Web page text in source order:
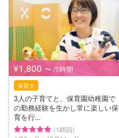
¥1,800 〜 /1時間
保育士
3人の子育てと、保育園幼稚園で
の勤務経験を生かし常に楽しい保
育を行...
(185回)